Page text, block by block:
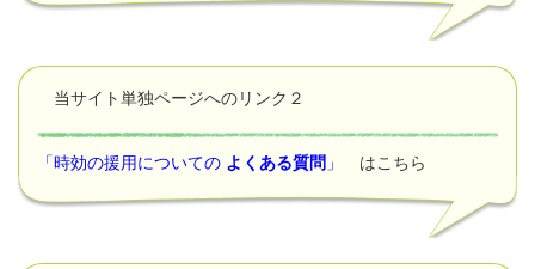
当サイト単独ページへのリンク２
「時効の援用についての よくある質問 」 はこちら